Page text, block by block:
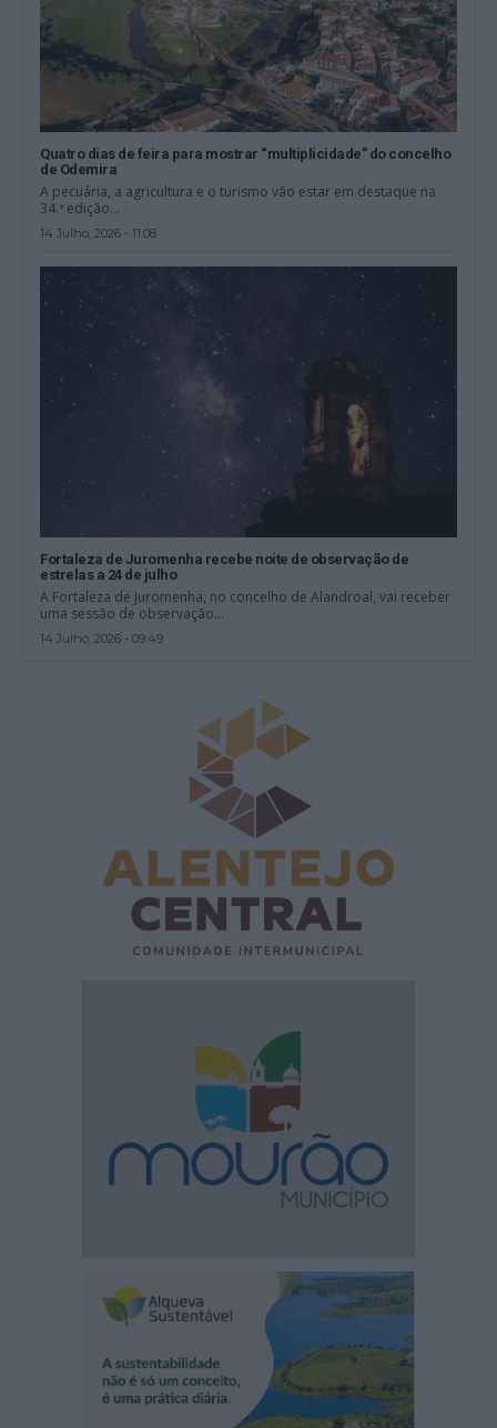
Quatro dias de feira para mostrar “multiplicidade” do concelho
de Odemira
A pecuária, a agricultura e o turismo vão estar em destaque na
34.ª edição...
14 Julho, 2026 - 11:08
Fortaleza de Juromenha recebe noite de observação de
estrelas a 24 de julho
A Fortaleza de Juromenha, no concelho de Alandroal, vai receber
uma sessão de observação...
14 Julho, 2026 - 09:49